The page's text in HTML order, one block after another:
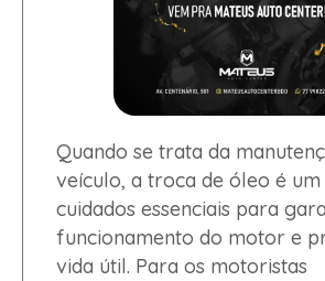
Quando se trata da
veículo, a troca de óleo é um
cuidados essenciais para
funcionamento do motor e
vida útil. Para os motoristas